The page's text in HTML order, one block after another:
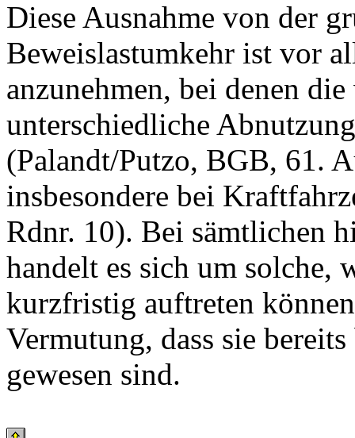
Diese Ausnahme von der
Beweislastumkehr ist vor
anzunehmen, bei denen
unterschiedliche
(Palandt/Putzo, BGB, 61.
insbesondere bei
Rdnr. 10). Bei sämtlichen
handelt es sich um solche,
kurzfristig auftreten
Vermutung, dass sie
gewesen sind.